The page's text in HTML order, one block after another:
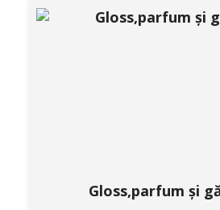
Gloss,parfum și